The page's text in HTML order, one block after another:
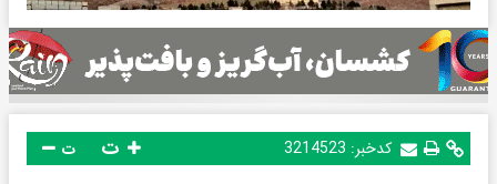
کدخبر: 3214523 ت